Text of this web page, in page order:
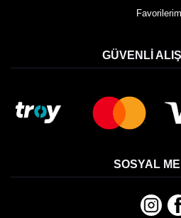
Favorilerim
GÜVENLI
SOSYAL